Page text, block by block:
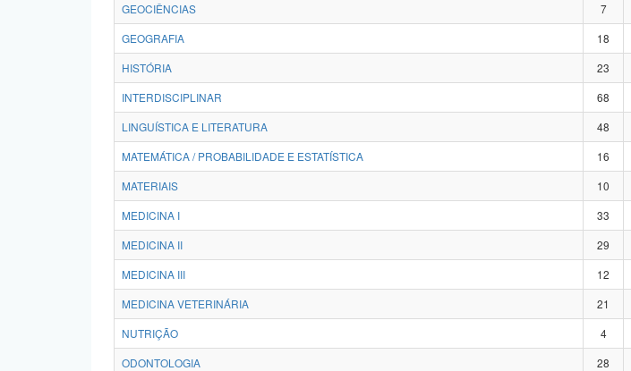
GEOCIÊNCIAS
7
GEOGRAFIA
18
HISTÓRIA
23
INTERDISCIPLINAR
68
LINGUÍSTICA E LITERATURA
48
MATEMÁTICA / PROBABILIDADE E ESTATÍSTICA
16
MATERIAIS
10
MEDICINA I
33
MEDICINA II
29
MEDICINA III
12
MEDICINA VETERINÁRIA
21
NUTRIÇÃO
4
ODONTOLOGIA
28